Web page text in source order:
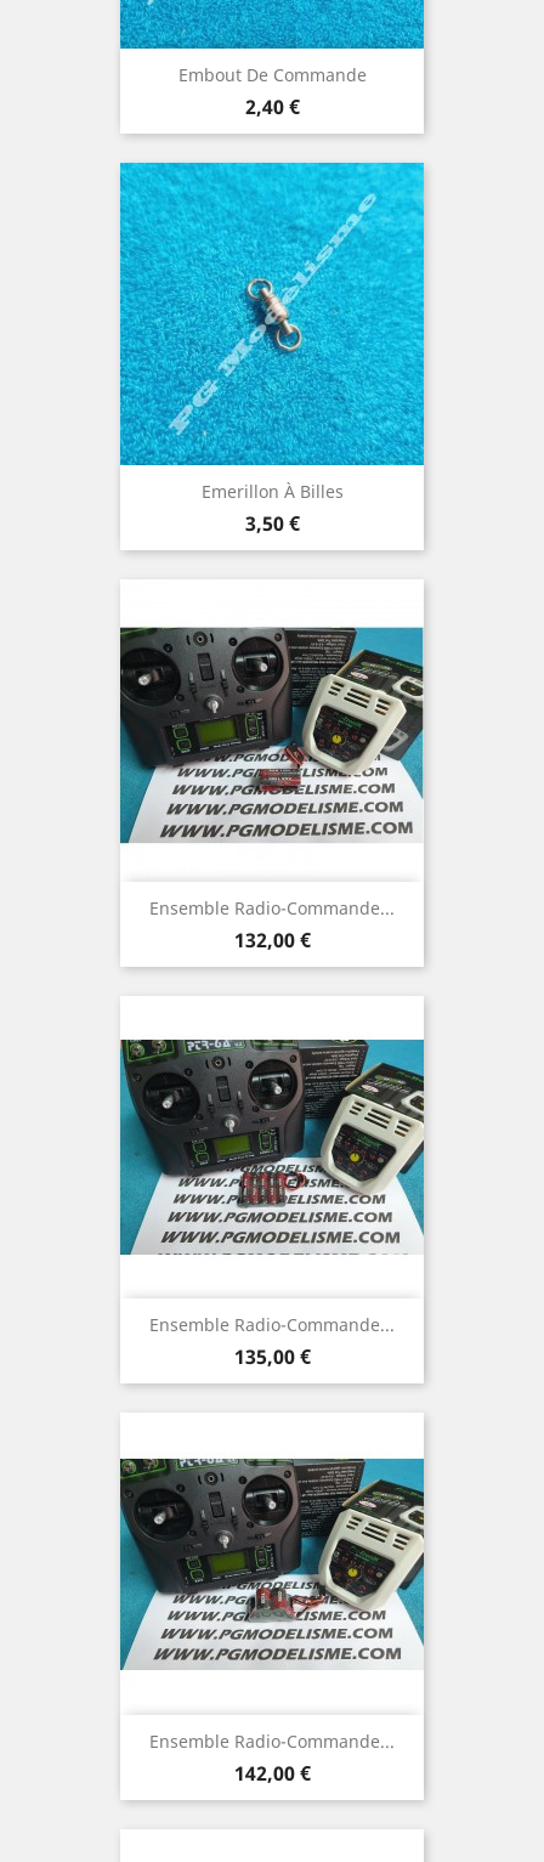
Embout De Commande
Prix
2,40 €
Emerillon À Billes
Prix
3,50 €
Ensemble Radio-Commande...
Prix
132,00 €
Ensemble Radio-Commande...
Prix
135,00 €
Ensemble Radio-Commande...
Prix
142,00 €